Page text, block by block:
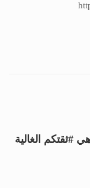
#ثقتكم الغالية